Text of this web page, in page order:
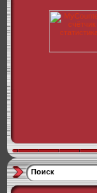
Поиск